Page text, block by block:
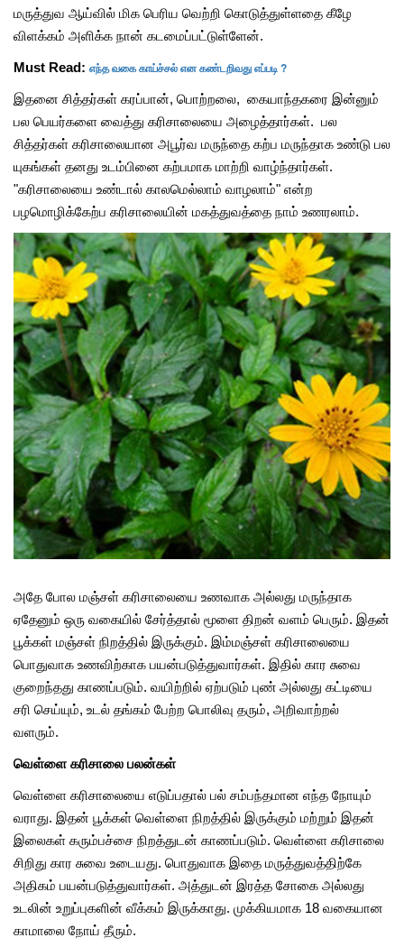
மருத்துவ ஆய்வில் மிக பெரிய வெற்றி கொடுத்துள்ளதை கீழே
விளக்கம் அளிக்க நான் கடமைப்பட்டுள்ளேன்.
Must Read: எந்த வகை காய்ச்சல் என கண்டறிவது எப்படி ?
இதனை சித்தர்கள் கரப்பான், பொற்றலை, கையாந்தகரை இன்னும்
பல பெயர்களை வைத்து கரிசாலையை அழைத்தார்கள். பல
சித்தர்கள் கரிசாலையான அபூர்வ மருந்தை கற்ப மருந்தாக உண்டு பல
யுகங்கள் தனது உடம்பினை கற்பமாக மாற்றி வாழ்ந்தார்கள்.
"கரிசாலையை உண்டால் காலமெல்லாம் வாழலாம்" என்ற
பழமொழிக்கேற்ப கரிசாலையின் மகத்துவத்தை நாம் உணரலாம்.
அதே போல மஞ்சள் கரிசாலையை உணவாக அல்லது மருந்தாக
ஏதேனும் ஒரு வகையில் சேர்த்தால் மூளை திறன் வளம் பெரும். இதன்
பூக்கள் மஞ்சள் நிறத்தில் இருக்கும். இம்மஞ்சள் கரிசாலையை
பொதுவாக உணவிற்காக பயன்படுத்துவார்கள். இதில் கார சுவை
குறைந்தது காணப்படும். வயிற்றில் ஏற்படும் புண் அல்லது கட்டியை
சரி செய்யும், உடல் தங்கம் பேற்ற பொலிவு தரும், அறிவாற்றல்
வளரும்.
வெள்ளை கரிசாலை பலன்கள்
வெள்ளை கரிசாலையை எடுப்பதால் பல் சம்பந்தமான எந்த நோயும்
வராது. இதன் பூக்கள் வெள்ளை நிறத்தில் இருக்கும் மற்றும் இதன்
இலைகள் கரும்பச்சை நிறத்துடன் காணப்படும். வெள்ளை கரிசாலை
சிறிது கார சுவை உடையது. பொதுவாக இதை மருத்துவத்திற்கே
அதிகம் பயன்படுத்துவார்கள். அத்துடன் இரத்த சோகை அல்லது
உடலின் உறுப்புகளின் வீக்கம் இருக்காது. முக்கியமாக 18 வகையான
காமாலை நோய் தீரும்.